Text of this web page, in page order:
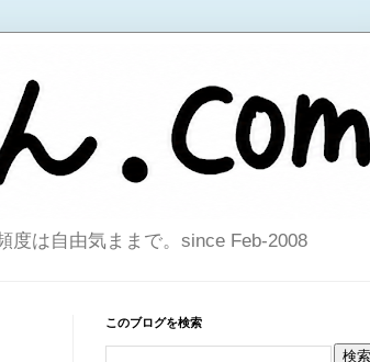
度は自由気ままで。since Feb-2008
このブログを検索